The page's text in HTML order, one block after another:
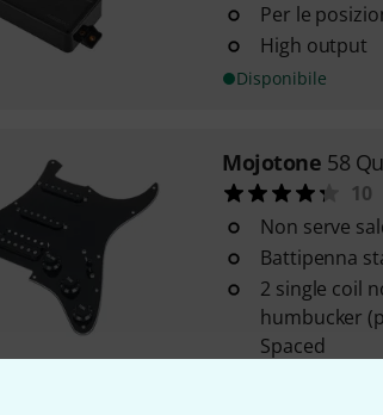
Per le
High output
Disponibile
Mojotone 58
10
Non serve
Battipenna
2 single coil
humbucker
Spaced